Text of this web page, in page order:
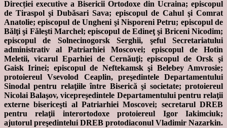
Direcției executive a Bisericii Ortodoxe din Ucraina; episcopul
de Tiraspol şi Dubăsari Sava; episcopul de Cahul şi Comrat
Anatolie; episcopul de Ungheni şi Nisporeni Petru; episcopul de
Bălţi şi Făleşti Marchel; episcopul de Edineţ şi Briceni Nicodim;
episcopul de Solnecinogorsk Serghii, şeful Secretariatului
administrativ al Patriarhiei Moscovei; episcopul de Hotin
Meletii, vicarul Eparhiei de Cernăuţi; episcopul de Orsk şi
Gaisk Irinei; episcopul de Neftekamsk şi Belebey Amvrosie;
protoiereul Vsevolod Ceaplin, preşedintele Departamentului
Sinodal pentru relaţiile între Biserică şi societate; protoiereul
Nicolai Balaşov, vicepreşedintele Departamentului pentru relaţii
externe bisericeşti al Patriarhiei Moscovei; secretarul DREB
pentru relaţii interortodoxe protoiereul Igor Iakimciuk;
ajutorul preşedintelui DREB protodiaconul Vladimir Nazarkin.